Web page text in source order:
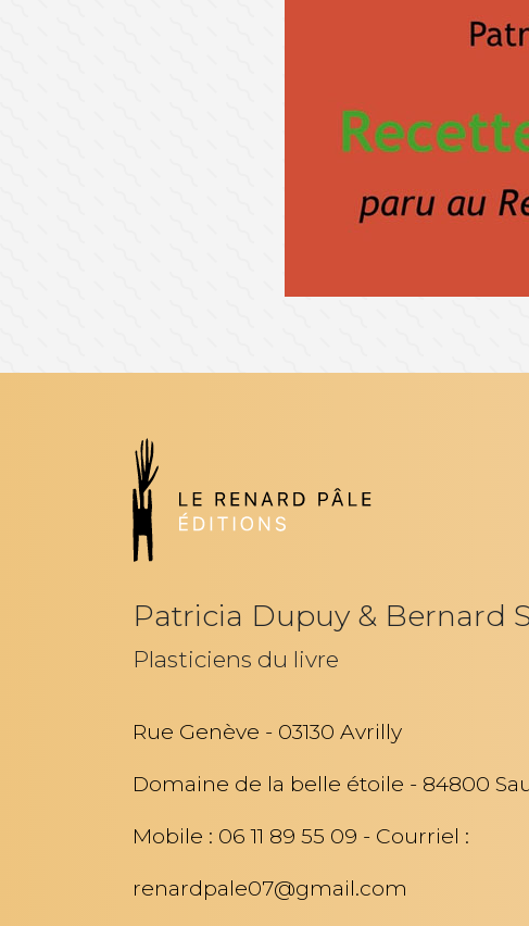
Patricia Dupuy & Bernard
Plasticiens du livre
Rue Genève - 03130 Avrilly
Domaine de la belle étoile - 84800
Mobile : 06 11 89 55 09 - Courriel :
renardpale07@gmail.com